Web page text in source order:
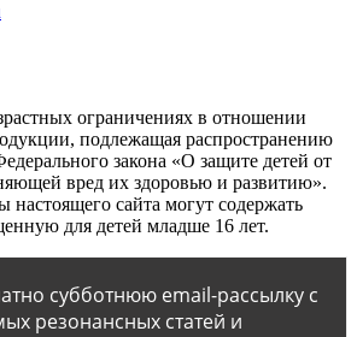
ограничениях в отношении
подлежащая распространению
закона «О защите детей от
вред их здоровью и развитию».
настоящего сайта могут содержать
для детей младше 16 лет.
субботнюю email-рассылку с
резонансных статей и